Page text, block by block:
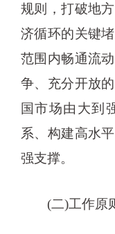
规则，打破地
济循环的关键
范围内畅通流
争、充分开放
国市场由大到
系、构建高水
强支撑。
(二)工作原